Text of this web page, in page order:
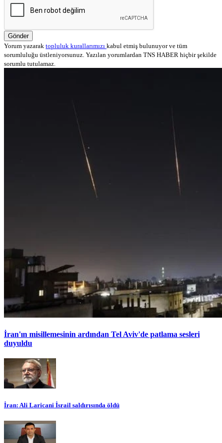
Gönder
Yorum yazarak topluluk kurallarımızı kabul etmiş bulunuyor ve tüm
sorumluluğu üstleniyorsunuz. Yazılan yorumlardan TNS HABER hiçbir şekilde
sorumlu tutulamaz.
İran'ın misillemesinin ardından Tel Aviv'de patlama sesleri
duyuldu
İran: Ali Laricani İsrail saldırısında öldü